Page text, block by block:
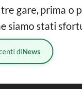
gare, prima
siamo stati
diNews